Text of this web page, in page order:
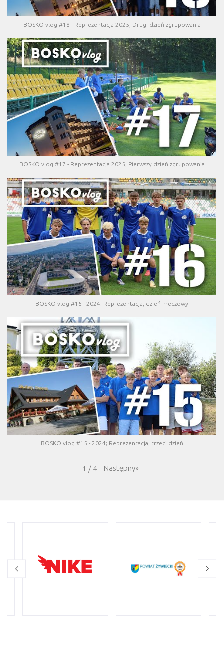
BOSKO vlog #18 - Reprezentacja 2025, Drugi dzień zgrupowania
BOSKO vlog #17 - Reprezentacja 2025, Pierwszy dzień zgrupowania
BOSKO vlog #16 - 2024; Reprezentacja, dzień meczowy
BOSKO vlog #15 - 2024; Reprezentacja, trzeci dzień
1 / 4 Następny»